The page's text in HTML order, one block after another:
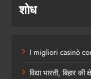
शोध
I migliori casinò
विद्या भारती, बिहार